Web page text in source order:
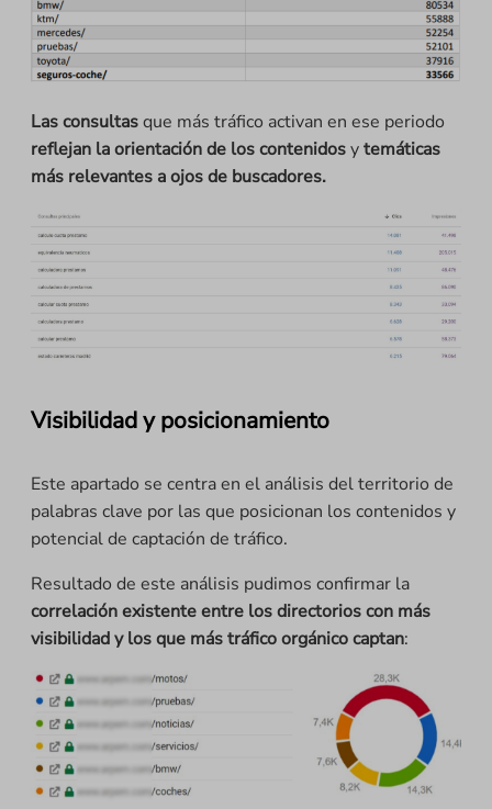
Las consultasque más tráfico activan en ese periodo
reflejan la orientación de los contenidosytemáticas
más relevantes a ojos de buscadores.
Visibilidad y posicionamiento
Este apartado se centra en el análisis del territorio de
palabras clave por las que posicionan los contenidos y
potencial de captación de tráfico.
Resultado de este análisis pudimos confirmar la
correlación existente entre los directorios con más
visibilidad y los que más tráfico orgánico captan: